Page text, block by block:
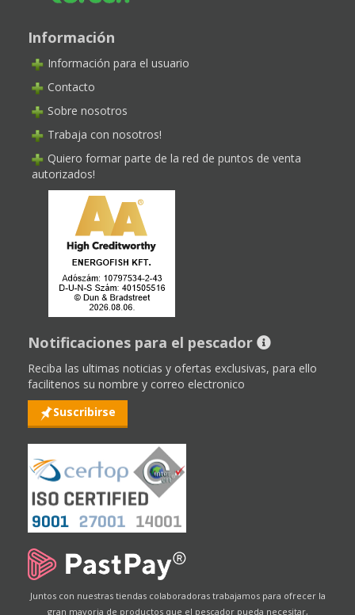
Información
Información para el usuario
Contacto
Sobre nosotros
Trabaja con nosotros!
Quiero formar parte de la red de puntos de venta
autorizados!
Notificaciones para el pescador
Reciba las ultimas noticias y ofertas exclusivas, para ello
facilitenos su nombre y correo electronico
Suscribirse
Juntos con nuestras tiendas colaboradoras trabajamos para ofrecer la
gran mayoria de productos que el pescador pueda necesitar,